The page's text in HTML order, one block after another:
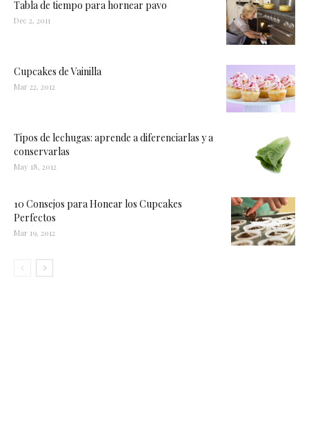
Tabla de tiempo para hornear pavo
Dec 2, 2011
Cupcakes de Vainilla
Mar 22, 2012
Tipos de lechugas: aprende a diferenciarlas y a
conservarlas
May 18, 2012
10 Consejos para Honear los Cupcakes
Perfectos
Mar 19, 2012